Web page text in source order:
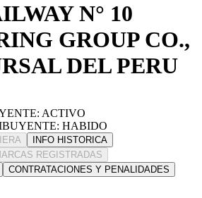
N° 10
GROUP CO.,
DEL PERU
ACTIVO
HABIDO
INFO HISTORICA
REGISTRADAS
CONTRATACIONES Y PENALIDADES